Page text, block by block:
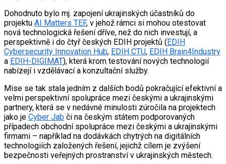
Dohodnuto bylo mj. zapojení ukrajinských účastníků do
projektu AI Matters TEF, v jehož rámci si mohou otestovat
nová technologická řešení dříve, než do nich investují, a
perspektivně i do čtyř českých EDIH projektů (EDIH
Cybersecurity Innovation Hub, EDIH CTU, EDIH Brain4Industry
a EDIH-DIGIMAT), která krom testování nových technologií
nabízejí i vzdělávací a konzultační služby.
Mise se tak stala jedním z dalších bodů pokračující efektivní a
velmi perspektivní spolupráce mezi českými a ukrajinskými
partnery, která se v nedávné minulosti zúročila na projektech
jako je Cyber Jab či na českým státem podporovaných
případech obchodní spolupráce mezi českými a ukrajinskými
firmami – například na dodávkách chytrých na digitálních
technologiích založených řešení, jejichž cílem je zvýšení
bezpečnosti veřejných prostranství v ukrajinských městech.